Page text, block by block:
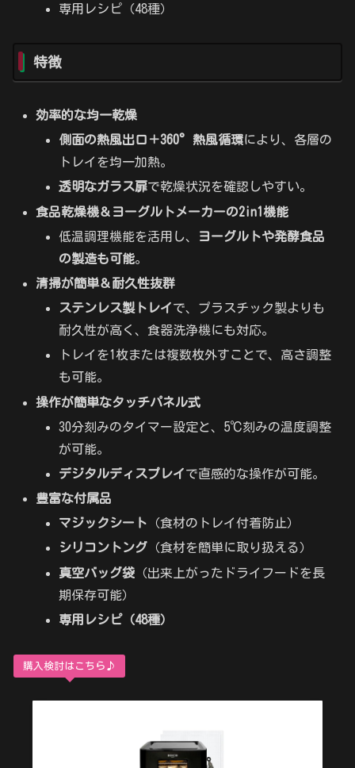
専用レシピ（48種）
特徴
効率的な均一乾燥
側面の熱風出口＋360°熱風循環により、各層の
トレイを均一加熱。
透明なガラス扉で乾燥状況を確認しやすい。
食品乾燥機＆ヨーグルトメーカーの2in1機能
低温調理機能を活用し、
ヨーグルトや発酵食品
の製造も可能。
清掃が簡単＆耐久性抜群
ステンレス製トレイで、プラスチック製よりも
耐久性が高く、食器洗浄機にも対応。
トレイを1枚または複数枚外すことで、高さ調整
も可能。
操作が簡単なタッチパネル式
30分刻みのタイマー設定と、5℃刻みの温度調整
が可能。
デジタルディスプレイで直感的な操作が可能。
豊富な付属品
マジックシート （食材のトレイ付着防止）
シリコントング （食材を簡単に取り扱える）
真空バッグ袋 （出来上がったドライフードを長
期保存可能）
専用レシピ（48種）
購入検討はこちら♪